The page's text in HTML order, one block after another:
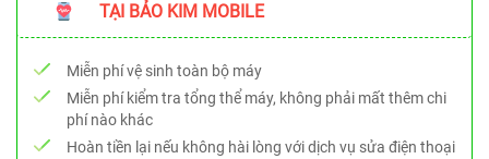
TẠI BẢO KIM MOBILE
Miễn phí vệ sinh toàn bộ máy
Miễn phí kiểm tra tổng thể máy, không phải mất thêm chi
phí nào khác
Hoàn tiền lại nếu không hài lòng với dịch vụ sửa điện thoại